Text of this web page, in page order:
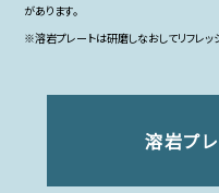
があります。
※溶岩プレートは研磨しなおしてリフレッ
溶岩プ